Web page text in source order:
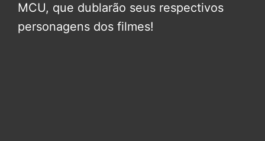
MCU, que dublarão seus respectivos
personagens dos filmes!